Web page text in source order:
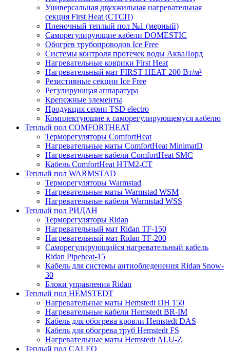
Универсальная двухжильная нагревательная
секция First Heat (СТСП)
Пленочный теплый пол №1 (мерный)
Саморегулирующие кабели DOMESTIC
Обогрев трубопроводов Ice Free
Системы контроля протечек воды АкваЛорд
Нагревательные коврики First Heat
Нагревательный мат FIRST HEAT 200 Вт/м²
Резистивные секции Ice Free
Регулирующая аппаратура
Крепежные элементы
Продукция серии TSD electro
Комплектующие к саморегулирующемуся кабелю
Теплый пол COMFORTHEAT
Терморегуляторы ComfortHeat
Нагревательные маты ComfortHeat MinimatD
Нагревательные кабели ComfortHeat SMC
Кабель ComfortHeat HTM2-CT
Теплый пол WARMSTAD
Терморегуляторы Warmstad
Нагревательные маты Warmstad WSM
Нагревательные кабели Warmstad WSS
Теплый пол РИДАН
Терморегуляторы Ridan
Нагревательный мат Ridan TF-150
Нагревательный мат Ridan TF-200
Саморегулирующийся нагревательный кабель
Ridan Pipeheat-15
Кабель для системы антиобледенения Ridan Snow-
30
Блоки управления Ridan
Теплый пол HEMSTEDT
Нагревательные маты Hemstedt DH 150
Нагревательные кабели Hemstedt BR-IM
Кабель для обогрева кровли Hemstedt DAS
Кабель для обогрева труб Hemstedt FS
Нагревательные маты Hemstedt ALU-Z
Теплый пол CALEO